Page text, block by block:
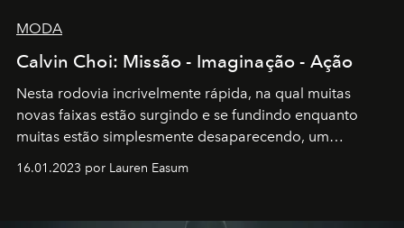
MODA
Calvin Choi: Missão - Imaginação - Ação
Nesta rodovia incrivelmente rápida, na qual muitas
novas faixas estão surgindo e se fundindo enquanto
muitas estão simplesmente desaparecendo, um
transportador AMTD abrindo caminho para muitos
por propósitos, com um claro senso de missão na vida e
16.01.2023 por Lauren Easum